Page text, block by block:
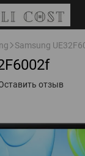
Samsung
отзыв